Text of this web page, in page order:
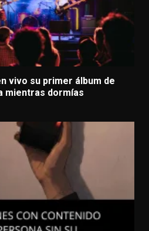
vivo su primer álbum de
mientras dormías